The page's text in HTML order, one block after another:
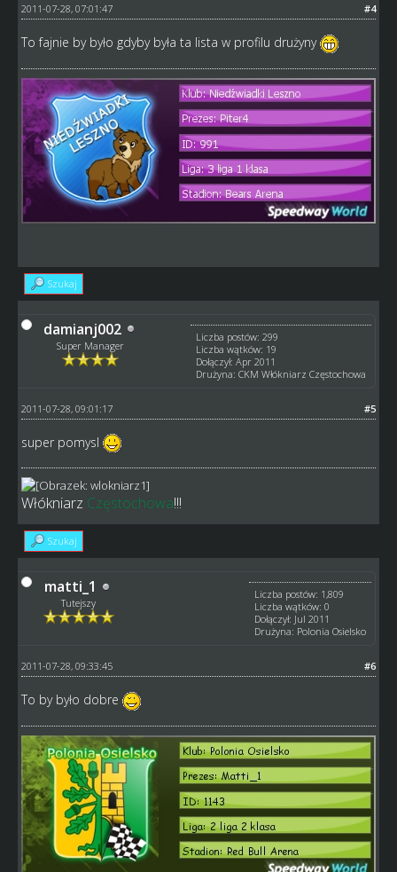
#4
2011-07-28, 07:01:47
To fajnie by było gdyby była ta lista w profilu drużyny
Szukaj
damianj002
Super Manager
Liczba postów: 299
Liczba wątków: 19
Dołączył: Apr 2011
Drużyna: CKM Włókniarz Częstochowa
#5
2011-07-28, 09:01:17
super pomysl
Włókniarz Częstochowa!!!
Szukaj
matti_1
Tutejszy
Liczba postów: 1,809
Liczba wątków: 0
Dołączył: Jul 2011
Drużyna: Polonia Osielsko
#6
2011-07-28, 09:33:45
To by było dobre